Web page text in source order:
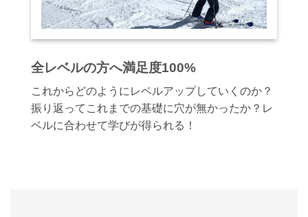
全レベルの方へ満足度100%
これからどのようにレベルアップしていくのか？
振り返ってこれまでの基礎に穴が無かったか？レ
ベルに合わせて学びが得られる！